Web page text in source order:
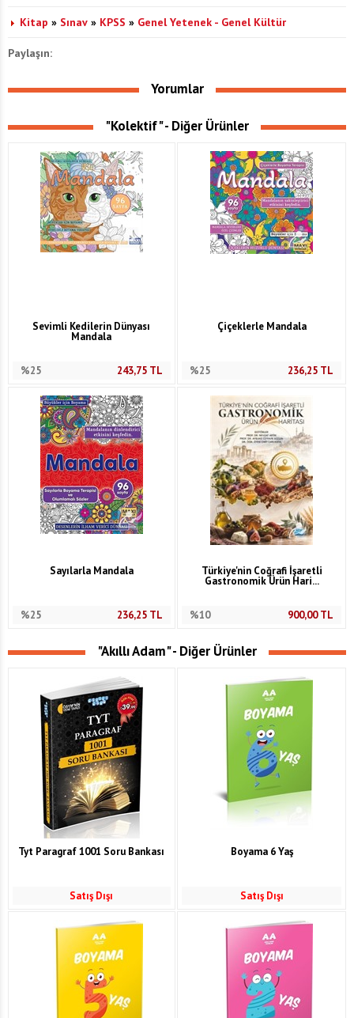
Kitap » Sınav » KPSS » Genel Yetenek - Genel Kültür
Paylaşın:
Yorumlar
"Kolektif" - Diğer Ürünler
Sevimli Kedilerin Dünyası
Mandala
%25 243,75TL
Çiçeklerle Mandala
%25 236,25 TL
Sayılarla Mandala
%25 236,25TL
Türkiye'nin Coğrafi İşaretli
Gastronomik Ürün Hari...
%10 900,00TL
"Akıllı Adam" - Diğer Ürünler
Tyt Paragraf 1001 Soru Bankası
Satış Dışı
Boyama 6 Yaş
Satış Dışı